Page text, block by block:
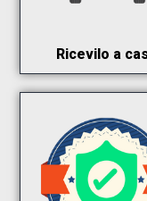
Ricevilo a